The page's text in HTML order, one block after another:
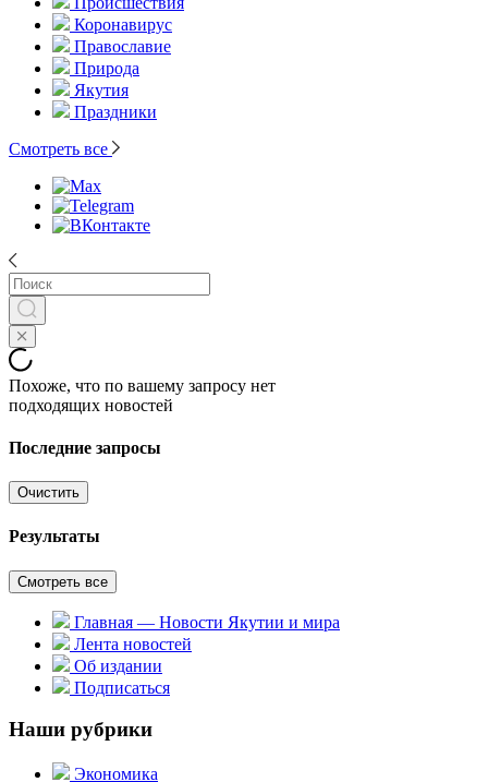
Коронавирус
Православие
Природа
Якутия
Праздники
Смотреть все
Похоже, что по вашему запросу нет
подходящих новостей
Последние запросы
Очистить
Результаты
Смотреть все
Главная — Новости Якутии и мира
Лента новостей
Об издании
Подписаться
Наши рубрики
Экономика